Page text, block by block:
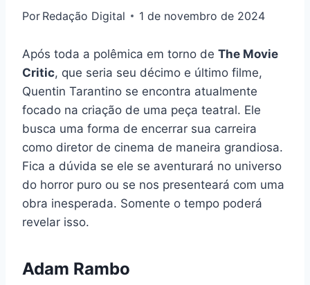
Por Redação Digital 1 de novembro de 2024
Após toda a polêmica em torno de The Movie
Critic, que seria seu décimo e último filme,
Quentin Tarantino se encontra atualmente
focado na criação de uma peça teatral. Ele
busca uma forma de encerrar sua carreira
como diretor de cinema de maneira grandiosa.
Fica a dúvida se ele se aventurará no universo
do horror puro ou se nos presenteará com uma
obra inesperada. Somente o tempo poderá
revelar isso.
Adam Rambo